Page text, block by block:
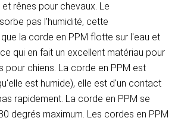
rênes pour chevaux. Le
pas l'humidité, cette
la corde en PPM flotte sur l'eau et
qui en fait un excellent matériau pour
pour chiens. La corde en PPM est
est humide), elle est d'un contact
rapidement. La corde en PPM se
degrés maximum. Les cordes en PPM